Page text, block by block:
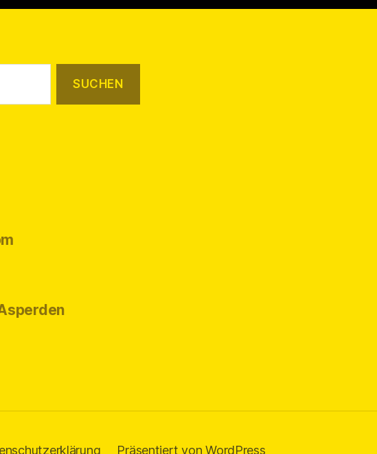
Präsentiert von WordPress